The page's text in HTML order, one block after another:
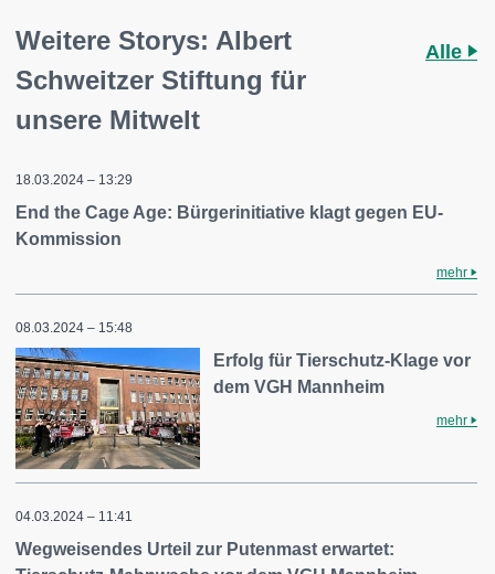
Weitere Storys: Albert
Schweitzer Stiftung für
unsere Mitwelt
Alle
18.03.2024 – 13:29
End the Cage Age: Bürgerinitiative klagt gegen EU-
Kommission
mehr
08.03.2024 – 15:48
Erfolg für Tierschutz-Klage vor
dem VGH Mannheim
mehr
04.03.2024 – 11:41
Wegweisendes Urteil zur Putenmast erwartet: